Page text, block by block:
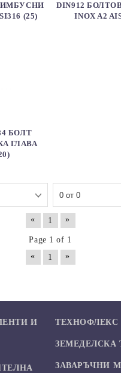
ИМБУСНИ
(25)
DIN912
INOX A2
БОЛТ
ГЛАВА
« 1 »
Page 1 of 1
«
1 »
И
ТЕХНОФЛЕКС
ЗЕМЕДЕЛСКА
ЗАВАРЪЧНИ